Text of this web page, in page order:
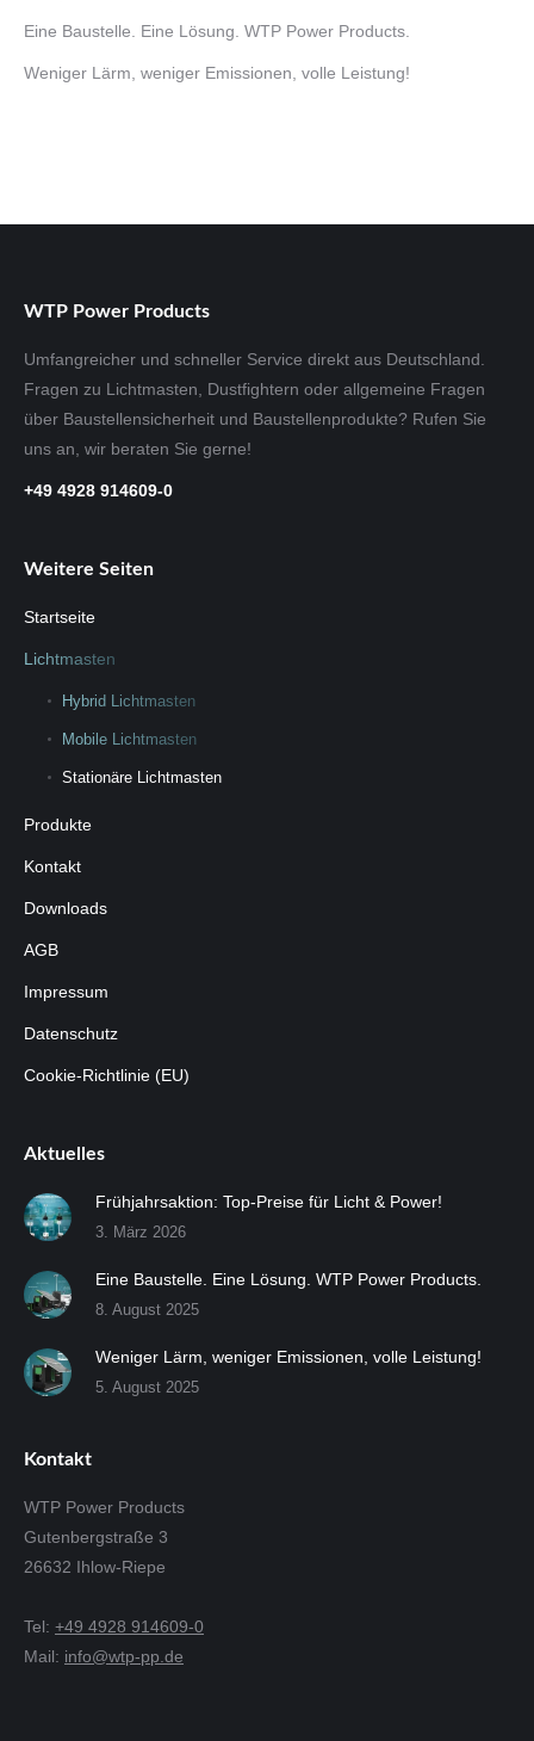
Eine Baustelle. Eine Lösung. WTP Power Products.
Weniger Lärm, weniger Emissionen, volle Leistung!
WTP Power Products
Umfangreicher und schneller Service direkt aus Deutschland.
Fragen zu Lichtmasten, Dustfightern oder allgemeine Fragen
über Baustellensicherheit und Baustellenprodukte? Rufen Sie
uns an, wir beraten Sie gerne!
+49 4928 914609-0
Weitere Seiten
Startseite
Lichtmasten
Hybrid Lichtmasten
Mobile Lichtmasten
Stationäre Lichtmasten
Produkte
Kontakt
Downloads
AGB
Impressum
Datenschutz
Cookie-Richtlinie (EU)
Aktuelles
Frühjahrsaktion: Top-Preise für Licht & Power!
3. März 2026
Eine Baustelle. Eine Lösung. WTP Power Products.
8. August 2025
Weniger Lärm, weniger Emissionen, volle Leistung!
5. August 2025
Kontakt
WTP Power Products
Gutenbergstraße 3
26632 Ihlow-Riepe
Tel: +49 4928 914609-0
Mail: info@wtp-pp.de